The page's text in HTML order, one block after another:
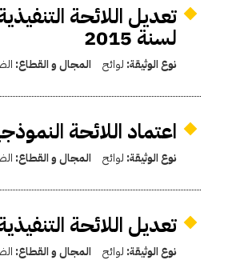
لسنة 2015
نوع الوثيقة: لوائح المجال و القطاع:
اعتماد اللائحة
نوع الوثيقة: لوائح المجال و القطاع:
تعديل اللائحة التنفيذية
نوع الوثيقة: لوائح المجال و القطاع: